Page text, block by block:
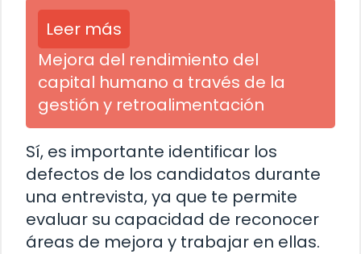
Leer más
Mejora del rendimiento del
capital humano a través de la
gestión y retroalimentación
Sí, es importante identificar los
defectos de los candidatos durante
una entrevista, ya que te permite
evaluar su capacidad de reconocer
áreas de mejora y trabajar en ellas.